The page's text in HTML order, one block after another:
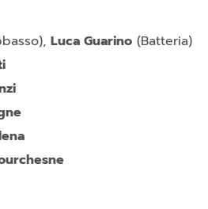
Luca Guarino (Batteria)